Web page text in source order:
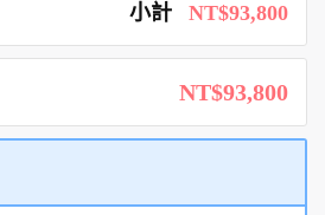
小計 NT$93,800
NT$93,800